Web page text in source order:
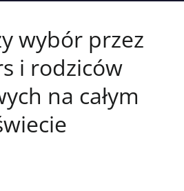
wybór przez
i rodziców
na całym